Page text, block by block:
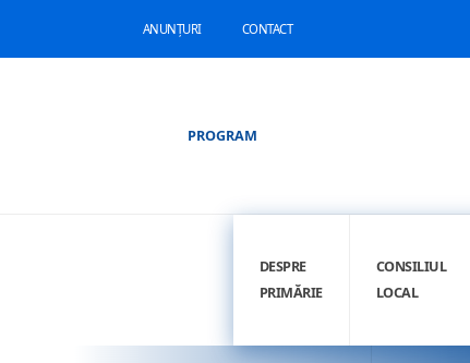
ANUNȚURI CONTACT
PROGRAM
DESPRE
PRIMĂRIE
CONSILIUL
LOCAL